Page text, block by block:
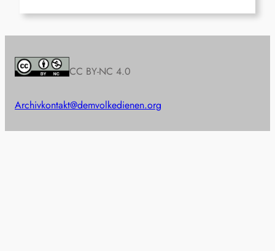
CC BY-NC 4.0
Archivkontakt@demvolkedienen.org